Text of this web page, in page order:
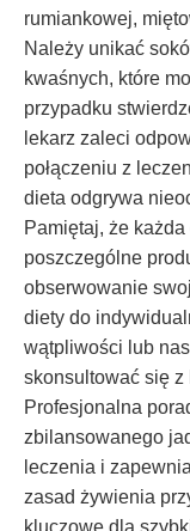
rumiankowej,
Należy unikać
kwaśnych, które
przypadku
lekarz zaleci
połączeniu z
dieta odgrywa
Pamiętaj, że
poszczególne
obserwowanie
diety do
wątpliwości lub
skonsultować się z
Profesjonalna
zbilansowanego
leczenia i
zasad żywienia
kluczowe dla